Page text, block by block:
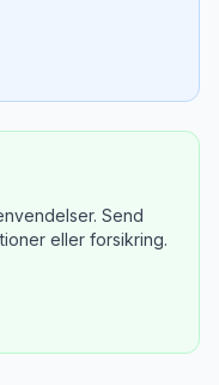
Send
eller forsikring.